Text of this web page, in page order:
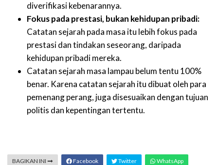
diverifikasi kebenarannya.
Fokus pada prestasi, bukan kehidupan pribadi:
Catatan sejarah pada masa itu lebih fokus pada
prestasi dan tindakan seseorang, daripada
kehidupan pribadi mereka.
Catatan sejarah masa lampau belum tentu 100%
benar. Karena catatan sejarah itu dibuat oleh para
pemenang perang, juga disesuaikan dengan tujuan
politis dan kepentingan tertentu.
BAGIKAN INI Facebook Twitter WhatsApp